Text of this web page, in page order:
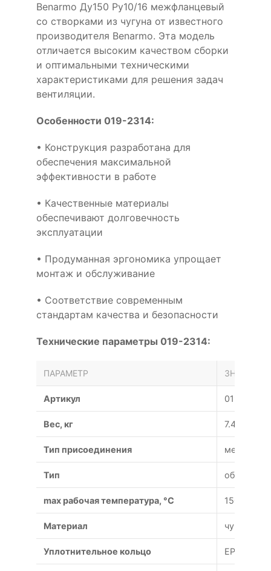
Benarmo Ду150 Ру10/16 межфланцевый
со створками из чугуна от известного
производителя Benarmo. Эта модель
отличается высоким качеством сборки
и оптимальными техническими
характеристиками для решения задач
вентиляции.
Особенности 019-2314:
• Конструкция разработана для
обеспечения максимальной
эффективности в работе
• Качественные материалы
обеспечивают долговечность
эксплуатации
• Продуманная эргономика упрощает
монтаж и обслуживание
• Соответствие современным
стандартам качества и безопасности
Технические параметры 019-2314:
ПАРАМЕТР ЗНАЧЕНИЕ
Артикул 019-2314
Вес, кг 7.45
Тип присоединения
Тип обратный
max рабочая температура, °C 150
Материал чугун
Уплотнительное кольцо EPDM